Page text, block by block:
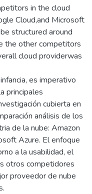
in the cloud
Cloud,and Microsoft
structured around
the other competitors
cloud providerwas
es imperativo
principales
cubierta en
análisis de los
de la nube: Amazon
Azure. El enfoque
a la usabilidad, el
otros competidores
proveedor de nube